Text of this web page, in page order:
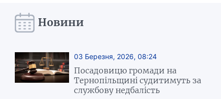
Новини
03 Березня, 2026, 08:24
Посадовицю громади на
Тернопільщині судитимуть за
службову недбалість